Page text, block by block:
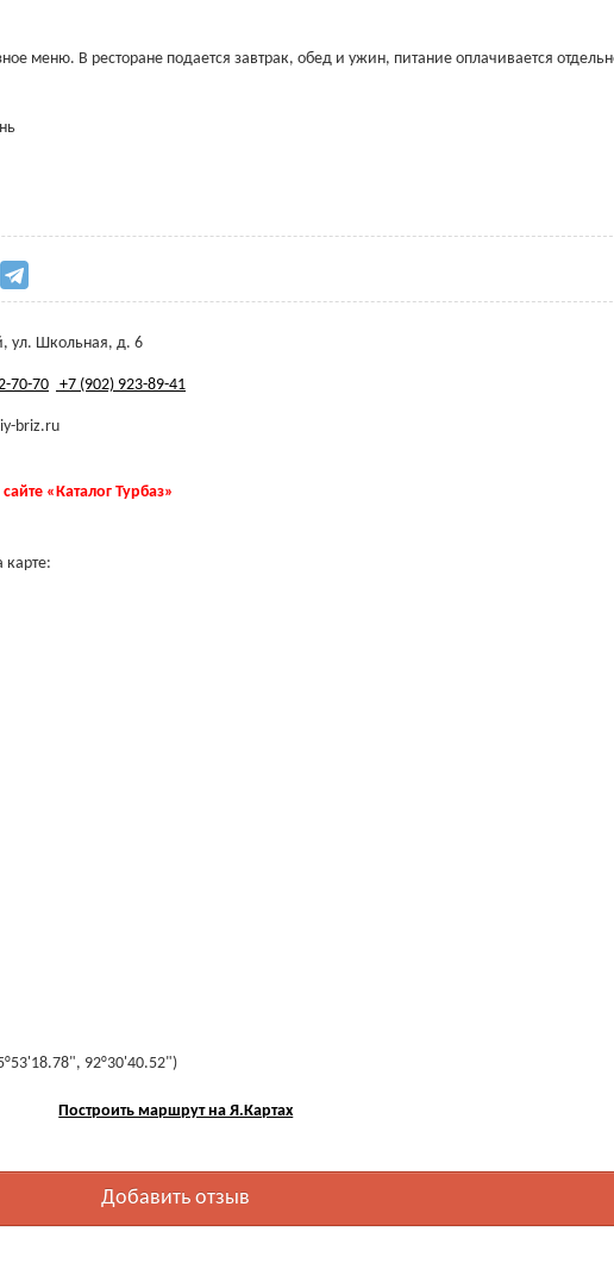
меню. В ресторане подается завтрак, обед и ужин, питание оплачивается
ул. Школьная, д. 6
70-70 +7 (902) 923-89-41
briz.ru
«Каталог Турбаз»
карте:
92°30'40.52")
Построить маршрут на Я.Картах
Добавить отзыв